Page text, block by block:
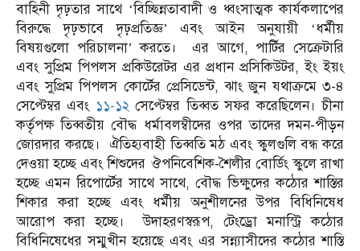
বাহিনী দৃঢ়তার সাথে ‘বিচ্ছিন্নতাবাদী ও ধ্বংসাত্মক কার্যকলাপের
বিরুদ্ধে দৃঢ়ভাবে দৃঢ়প্রতিজ্ঞ’ এবং আইন অনুযায়ী ‘ধর্মীয়
বিষয়গুলো পরিচালনা’ করতে। এর আগে, পার্টির সেক্রেটারি
এবং সুপ্রিম পিপলস প্রকিউরেটর এর প্রধান প্রসিকিউটর, ইং ইয়ং
এবং সুপ্রিম পিপলস কোর্টের প্রেসিডেন্ট, ঝাং জুন যথাক্রমে ৩-৪
সেপ্টেম্বর এবং ১১-১২সেপ্টেম্বর তিব্বত সফর করেছিলেন। চীনা
কর্তৃপক্ষ তিব্বতীয় বৌদ্ধ ধর্মাবলম্বীদের ওপর তাদের দমন-পীড়ন
জোরদার করছে। ঐতিহ্যবাহী তিব্বতি মঠ এবং স্কুলগুলি বন্ধ করে
দেওয়া হচ্ছে এবং শিশুদের ঔপনিবেশিক-শৈলীর বোর্ডিং স্কুলে রাখা
হচ্ছে এমন রিপোর্টের সাথে সাথে, বৌদ্ধ ভিক্ষুদের কঠোর শাস্তির
শিকার করা হচ্ছে এবং ধর্মীয় অনুশীলনের উপর বিধিনিষেধ
আরোপ করা হচ্ছে। উদাহরণস্বরূপ, টেংড্রো মনাস্ট্রি কঠোর
বিধিনিষেধের সম্মুখীন হয়েছে এবং এর সন্ন্যাসীদের কঠোর শাস্তি